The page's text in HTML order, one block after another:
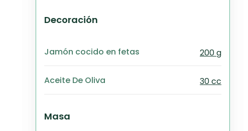
Decoración
Jamón cocido en fetas 200 g
Aceite De Oliva 30 cc
Masa